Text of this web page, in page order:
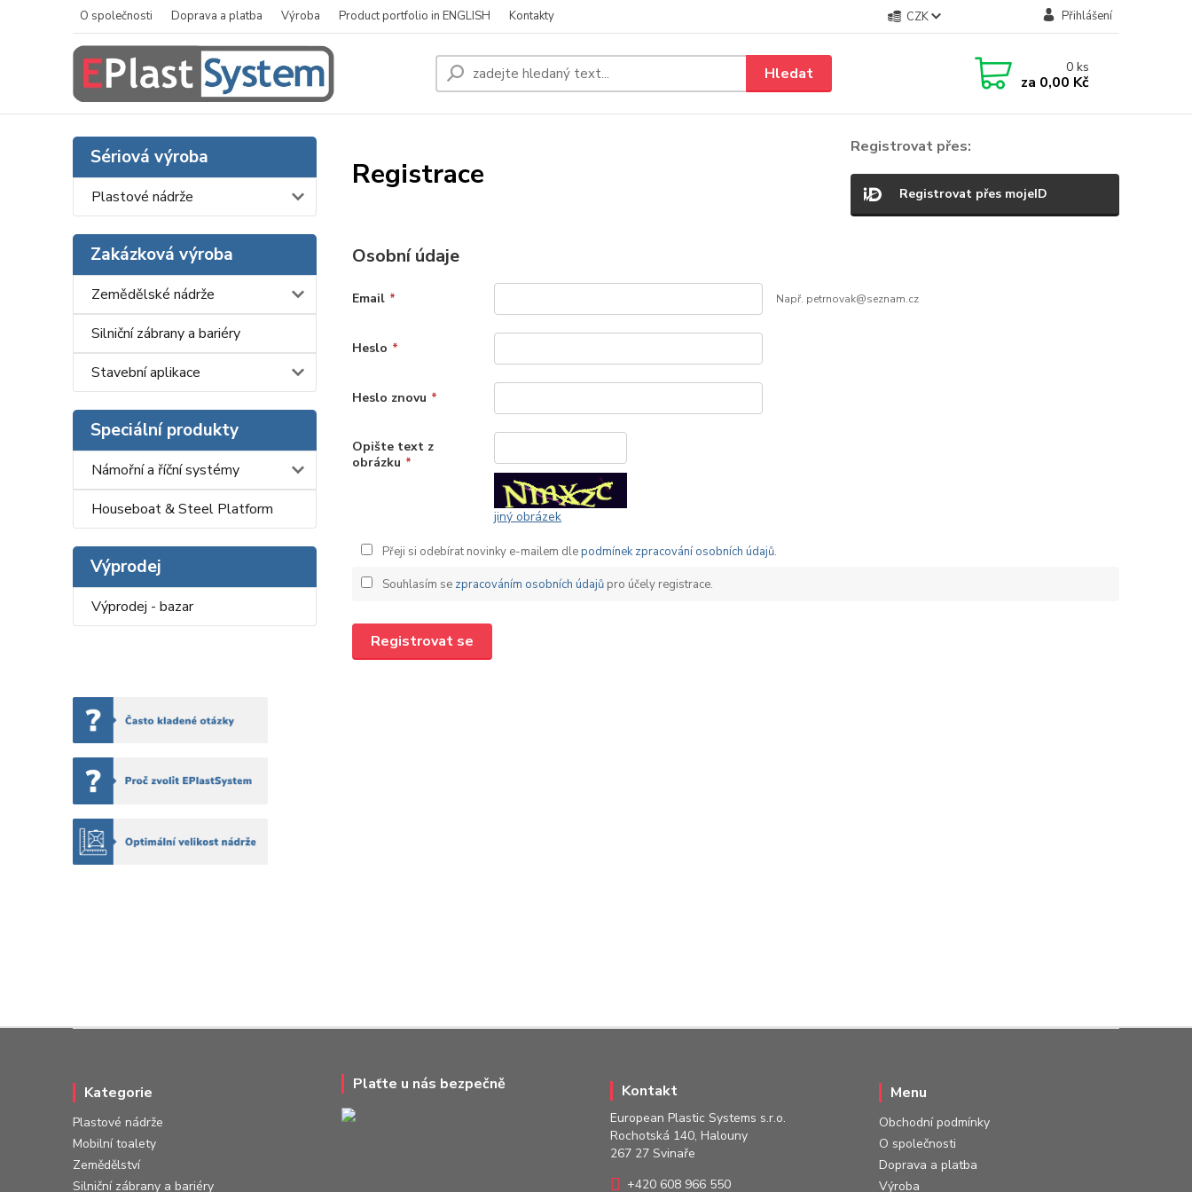
O společnosti Doprava a platba Výroba Product portfolio in ENGLISH Kontakty CZK Přihlášení
Hledat 0 ks
za 0,00 Kč
Sériová výroba
Plastové nádrže
Zakázková výroba
Zemědělské nádrže
Silniční zábrany a bariéry
Stavební aplikace
Speciální produkty
Námořní a říční systémy
Houseboat & Steel Platform
Výprodej
Výprodej - bazar
Registrace
Registrovat přes:
Registrovat přes mojeID
Osobní údaje
Email * Např. petrnovak@seznam.cz
Heslo *
Heslo znovu *
Opište text z
obrázku *
jiný obrázek
Přeji si odebírat novinky e-mailem dlepodmínek zpracování osobních údajů.
Souhlasím se zpracováním osobních údajů pro účely registrace.
Registrovat se
Kategorie
Plastové nádrže
Mobilní toalety
Zemědělství
Silniční zábrany a bariéry
Plaťte u nás bezpečně Kontakt
European Plastic Systems s.r.o.
Rochotská 140, Halouny
267 27 Svinaře
+420 608 966 550
Menu
Obchodní podmínky
O společnosti
Doprava a platba
Výroba